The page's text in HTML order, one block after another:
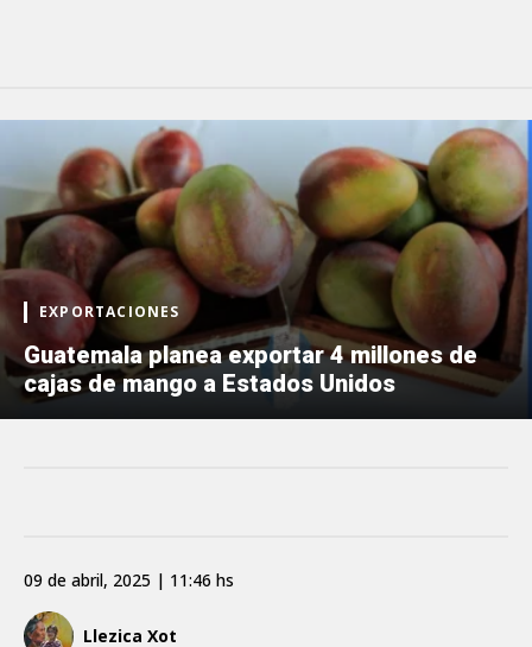
EXPORTACIONES
Guatemala planea exportar 4 millones de
cajas de mango a Estados Unidos
Llezica Xot
09 de abril, 2025 | 11:46 hs